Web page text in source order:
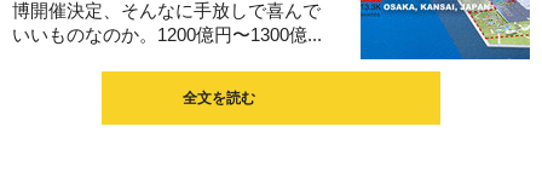
博開催決定、そんなに手放しで喜んで
いいものなのか。1200億円〜1300億...
全文を読む